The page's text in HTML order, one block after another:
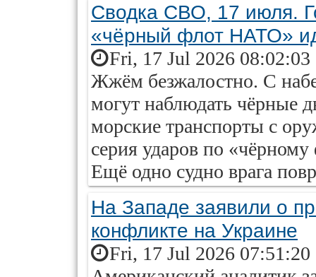
Сводка СВО, 17 июля.
«чёрный флот НАТО»
Fri, 17 Jul 2026 08:02:03
Жжём безжалостно. С
могут наблюдать чёрные
морские транспорты с
серия ударов по
Ещё одно судно врага
На Западе заявили о
конфликте на Украине
Fri, 17 Jul 2026 07:51:20